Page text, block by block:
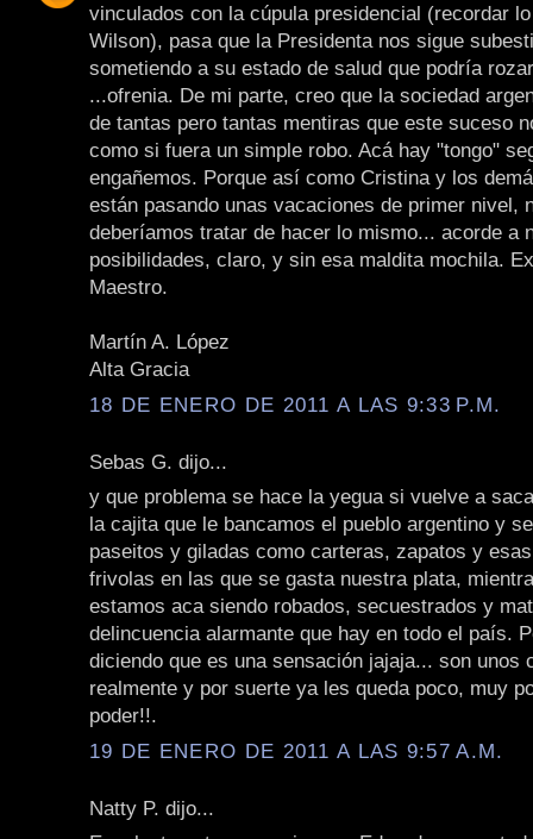
vinculados con la cúpula presidencial (recordar
Wilson), pasa que la Presidenta nos sigue
sometiendo a su estado de salud que podría
...ofrenia. De mi parte, creo que la sociedad
de tantas pero tantas mentiras que este suceso
como si fuera un simple robo. Acá hay "tongo"
engañemos. Porque así como Cristina y los
están pasando unas vacaciones de primer nivel,
deberíamos tratar de hacer lo mismo... acorde a
posibilidades, claro, y sin esa maldita mochila.
Maestro.
Martín A. López
Alta Gracia
18 DE ENERO DE 2011 A LAS 9:33 P.M.
Sebas G. dijo...
y que problema se hace la yegua si vuelve a
la cajita que le bancamos el pueblo argentino y
paseitos y giladas como carteras, zapatos y
frivolas en las que se gasta nuestra plata,
estamos aca siendo robados, secuestrados y
delincuencia alarmante que hay en todo el país.
diciendo que es una sensación jajaja... son unos
realmente y por suerte ya les queda poco, muy
poder!!.
19 DE ENERO DE 2011 A LAS 9:57 A.M.
Natty P. dijo...